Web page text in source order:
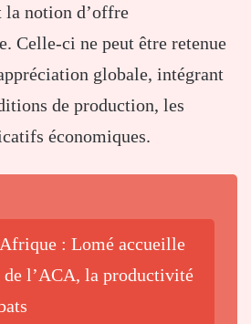
la notion d’offre
Celle-ci ne peut être retenue
globale, intégrant
de production, les
économiques.
: Lomé accueille
de l’ACA, la productivité